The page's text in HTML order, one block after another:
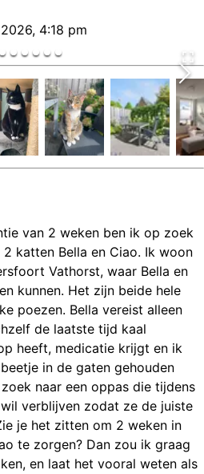
4:18 pm
van 2 weken ben ik op zoek
katten Bella en Ciao. Ik woon
Vathorst, waar Bella en
kunnen. Het zijn beide hele
poezen. Bella vereist alleen
de laatste tijd kaal
heeft, medicatie krijgt en ik
in de gaten gehouden
naar een oppas die tijdens
verblijven zodat ze de juiste
je het zitten om 2 weken in
te zorgen? Dan zou ik graag
en laat het vooral weten als